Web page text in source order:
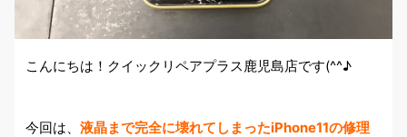
こんにちは！クイックリペアプラス鹿児島店です(^^♪
今回は、 液晶まで完全に壊れてしまったiPhone11の修理